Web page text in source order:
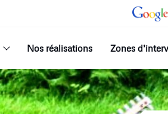
Nos réalisations Zones